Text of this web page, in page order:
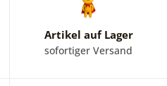
Artikel auf Lager
sofortiger Versand